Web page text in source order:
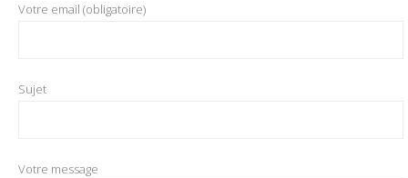
Votre email (obligatoire)
Sujet
Votre message